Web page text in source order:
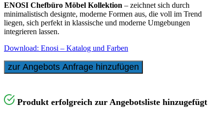
ENOSI Chefbüro Möbel Kollektion – zeichnet sich durch
minimalistisch designte, moderne Formen aus, die voll im Trend
liegen, sich perfekt in klassische und moderne Umgebungen
integrieren lassen.
Download: Enosi – Katalog und Farben
zur Angebots Anfrage hinzufügen
Produkt erfolgreich zur Angebotsliste hinzugefügt